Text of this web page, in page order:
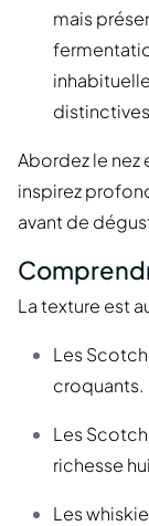
mais
Abordez le nez
inspirez
avant de
La texture est
Les
croquants.
Les
richesse
Les